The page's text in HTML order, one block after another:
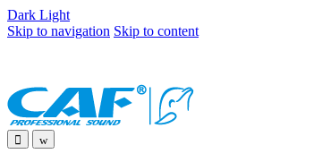
Dark Light
Skip to navigation Skip to content